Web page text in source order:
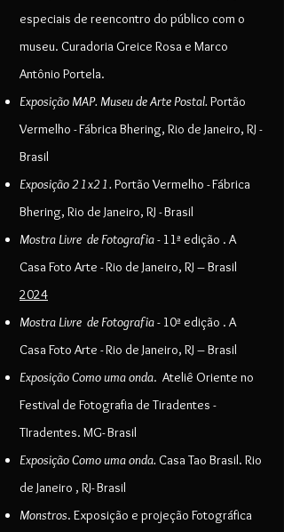
especiais de reencontro do público com o
museu. Curadoria Greice Rosa e Marco
Antônio Portela.
Exposição MAP. Museu de Arte Postal. Portão
Vermelho -Fábrica Bhering, Rio de Janeiro, RJ -
Brasil
Exposição 21x21. Portão Vermelho -Fábrica
Bhering, Rio de Janeiro, RJ - Brasil
Mostra Livre de Fotografia- 11ª edição . A
Casa Foto Arte - Rio de Janeiro, RJ – Brasil
2024
Mostra Livre de Fotografia- 10ª edição . A
Casa Foto Arte - Rio de Janeiro, RJ – Brasil
Exposição Como uma onda. Ateliê Oriente no
Festival de Fotografia de Tiradentes -
TIradentes. MG- Brasil
Exposição Como uma onda. Casa Tao Brasil. Rio
de Janeiro , RJ- Brasil
Monstros. Exposição e projeção Fotográfica